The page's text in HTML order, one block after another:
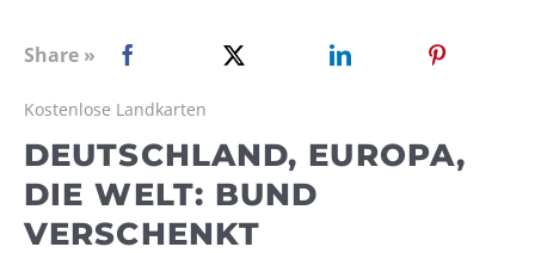
Share »
Kostenlose Landkarten
DEUTSCHLAND, EUROPA,
DIE WELT: BUND
VERSCHENKT